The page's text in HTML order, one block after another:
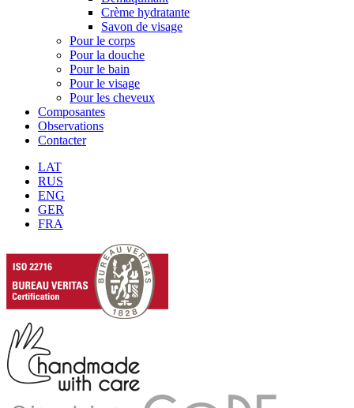
Crème hydratante
Savon de visage
Pour le corps
Pour la douche
Pour le bain
Pour le visage
Pour les cheveux
Composantes
Observations
Contacter
LAT
RUS
ENG
GER
FRA